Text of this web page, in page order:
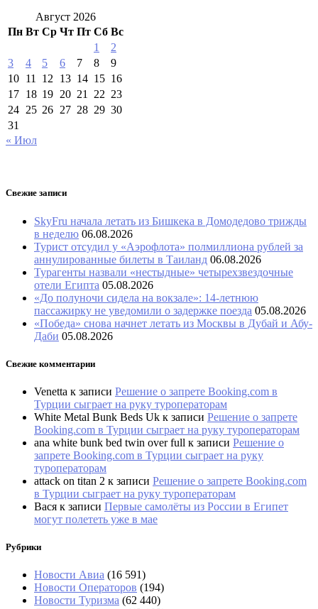
Август 2026
Пн Вт Ср Чт Пт Сб Вс
1
2
3
4 5 6 7 8
9
10 11 12 13 14 15 16
17 18 19 20 21 22 23
24 25 26 27 28 29 30
31
« Июл
Свежие записи
SkyFru начала летать из Бишкека в Домодедово трижды
в неделю 06.08.2026
Турист отсудил у «Аэрофлота» полмиллиона рублей за
аннулированные билеты в Таиланд 06.08.2026
Турагенты назвали «нестыдные» четырехзвездочные
отели Египта 05.08.2026
«До полуночи сидела на вокзале»: 14-летнюю
пассажирку не уведомили о задержке поезда 05.08.2026
«Победа» снова начнет летать из Москвы в Дубай и Абу-
Даби 05.08.2026
Свежие комментарии
Venetta к записи Решение о запрете Booking.com в
Турции сыграет на руку туроператорам
White Metal Bunk Beds Uk к записи Решение о запрете
Booking.com в Турции сыграет на руку туроператорам
ana white bunk bed twin over full к записи Решение о
запрете Booking.com в Турции сыграет на руку
туроператорам
attack on titan 2 к записи Решение о запрете Booking.com
в Турции сыграет на руку туроператорам
Вася к записи Первые самолёты из России в Египет
могут полететь уже в мае
Рубрики
Новости Авиа (16 591)
Новости Операторов (194)
Новости Туризма (62 440)